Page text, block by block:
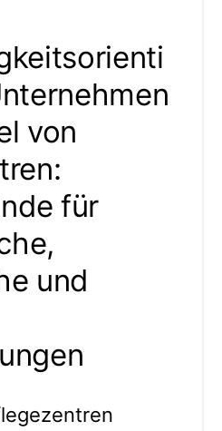
von
für
und